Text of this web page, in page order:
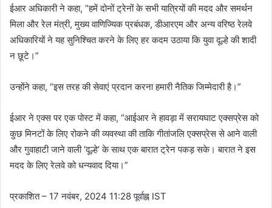
ईआर अधिकारी ने कहा, “हमें दोनों ट्रेनों के सभी यात्रियों की मदद और समर्थन
मिला और रेल मंत्री, मुख्य वाणिज्यिक प्रबंधक, डीआरएम और अन्य वरिष्ठ रेलवे
अधिकारियों ने यह सुनिश्चित करने के लिए हर कदम उठाया कि युवा दूल्हे की शादी
न छूटे।”
उन्होंने कहा, “इस तरह की सेवाएं प्रदान करना हमारी नैतिक जिम्मेदारी है।”
ईआर ने एक्स पर एक पोस्ट में कहा, “आईआर ने हावड़ा में सरायघाट एक्सप्रेस को
कुछ मिनटों के लिए रोकने की व्यवस्था की ताकि गीतांजलि एक्सप्रेस से आने वाली
और गुवाहाटी जाने वाली ‘दूल्हे’ के साथ एक बारात ट्रेन पकड़ सके। बारात ने इस
मदद के लिए रेलवे को धन्यवाद दिया।”
प्रकाशित– 17 नवंबर, 2024 11:28 पूर्वाह्न IST